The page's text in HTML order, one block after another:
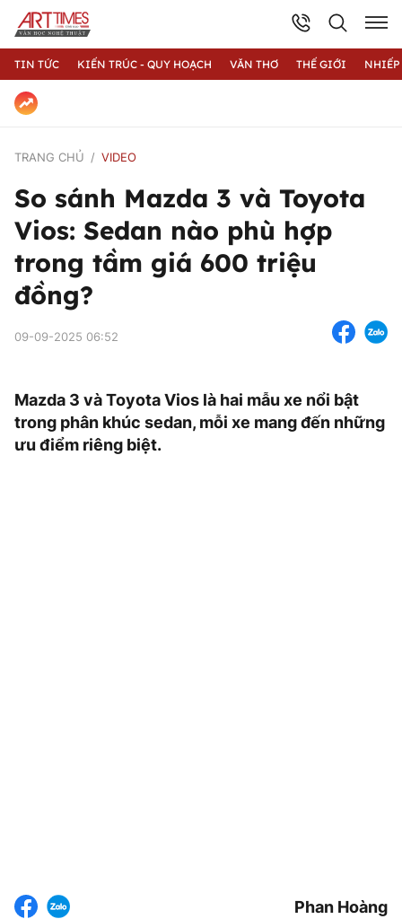
TIN TỨC KIẾN TRÚC - QUY HOẠCH VĂN THƠ THẾ GIỚI
TRANG CHỦ VIDEO
So sánh Mazda 3 và Toyota
Vios: Sedan nào phù hợp
trong tầm giá 600 triệu
đồng?
09-09-2025 06:52
Mazda 3 và Toyota Vios là hai mẫu xe nổi bật
trong phân khúc sedan, mỗi xe mang đến những
ưu điểm riêng biệt.
Phan Hoàng